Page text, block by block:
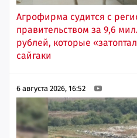
Агрофирма судится с
правительством за 9,6
рублей, которые
сайгаки
6 августа 2026, 16:52